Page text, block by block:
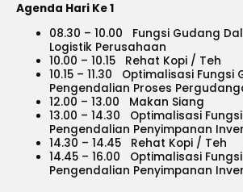
Agenda Hari Ke 1
08.30 – 10.00 Fungsi Gudang
Logistik Perusahaan
10.00 – 10.15 Rehat Kopi / Teh
10.15 – 11.30 Optimalisasi Fungsi
Pengendalian Proses
12.00 – 13.00 Makan Siang
13.00 – 14.30 Optimalisasi
Pengendalian Penyimpanan
14.30 – 14.45 Rehat Kopi / Teh
14.45 – 16.00 Optimalisasi
Pengendalian Penyimpanan